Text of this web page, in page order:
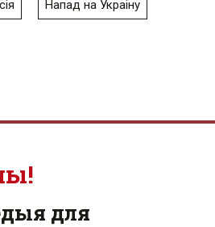
Напад на Украіну
для